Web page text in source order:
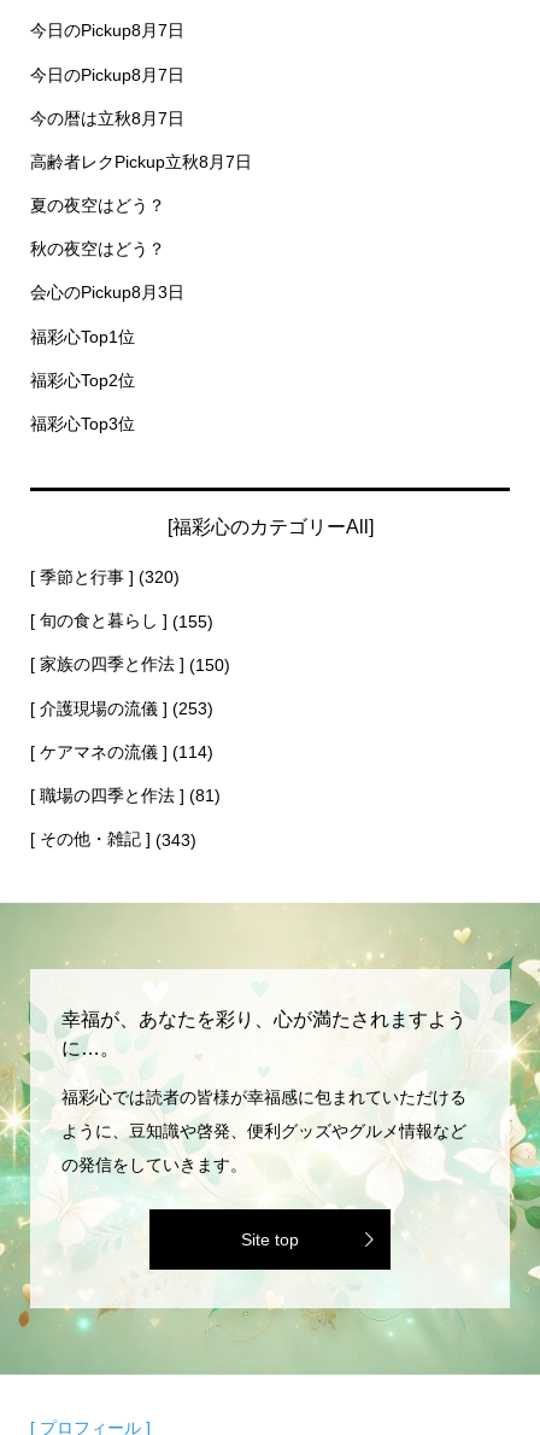
今日のPickup8月7日
今日のPickup8月7日
今の暦は立秋8月7日
高齢者レクPickup立秋8月7日
夏の夜空はどう？
秋の夜空はどう？
会心のPickup8月3日
福彩心Top1位
福彩心Top2位
福彩心Top3位
[福彩心のカテゴリーAll]
[ 季節と行事 ] (320)
[ 旬の食と暮らし ] (155)
[ 家族の四季と作法 ] (150)
[ 介護現場の流儀 ] (253)
[ ケアマネの流儀 ] (114)
[ 職場の四季と作法 ] (81)
[ その他・雑記 ] (343)
幸福が、あなたを彩り、心が満たされますよう
に…。
福彩心では読者の皆様が幸福感に包まれていただける
ように、豆知識や啓発、便利グッズやグルメ情報など
の発信をしていきます。
Site top
[ プロフィール ]